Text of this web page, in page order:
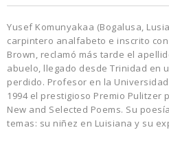
Yusef Komunyakaa (Bogalusa,
carpintero analfabeto e inscrito
Brown, reclamó más tarde el
abuelo, llegado desde Trinidad en
perdido. Profesor en la
1994 el prestigioso Premio Pulitzer
New and Selected Poems. Su
temas: su niñez en Luisiana y su